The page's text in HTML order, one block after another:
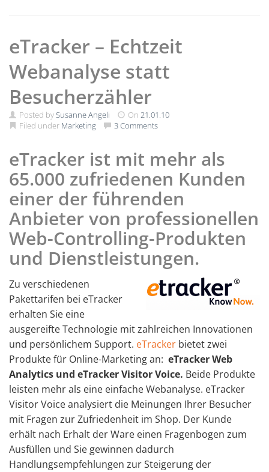
eTracker – Echtzeit
Webanalyse statt
Besucherzähler
Posted bySusanne Angeli On 21.01.10
Filed under Marketing 3 Comments
eTracker ist mit mehr als
65.000 zufriedenen Kunden
einer der führenden
Anbieter von professionellen
Web-Controlling-Produkten
und Dienstleistungen.
Zu verschiedenen
Pakettarifen bei eTracker
erhalten Sie eine
ausgereifte Technologie mit zahlreichen Innovationen
und persönlichem Support. eTracker bietet zwei
Produkte für Online-Marketing an: eTracker Web
Analytics und eTrackerVisitor Voice. Beide Produkte
leisten mehr als eine einfache Webanalyse. eTracker
Visitor Voice analysiert die Meinungen Ihrer Besucher
mit Fragen zur Zufriedenheit im Shop. Der Kunde
erhält nach Erhalt der Ware einen Fragenbogen zum
Ausfüllen und Sie gewinnen dadurch
Handlungsempfehlungen zur Steigerung der